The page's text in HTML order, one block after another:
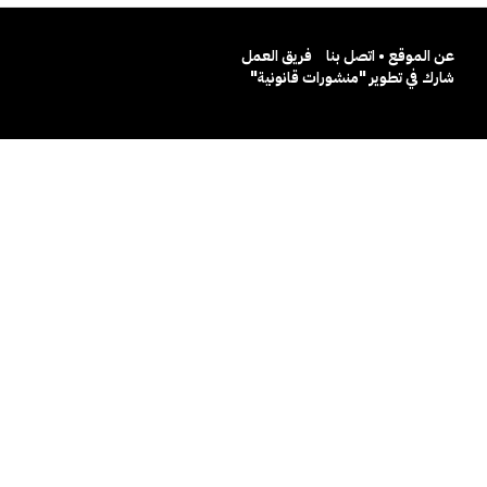
عن الموقع • اتصل بنا
فريق العمل
شارك في تطوير "منشورات قانونية"